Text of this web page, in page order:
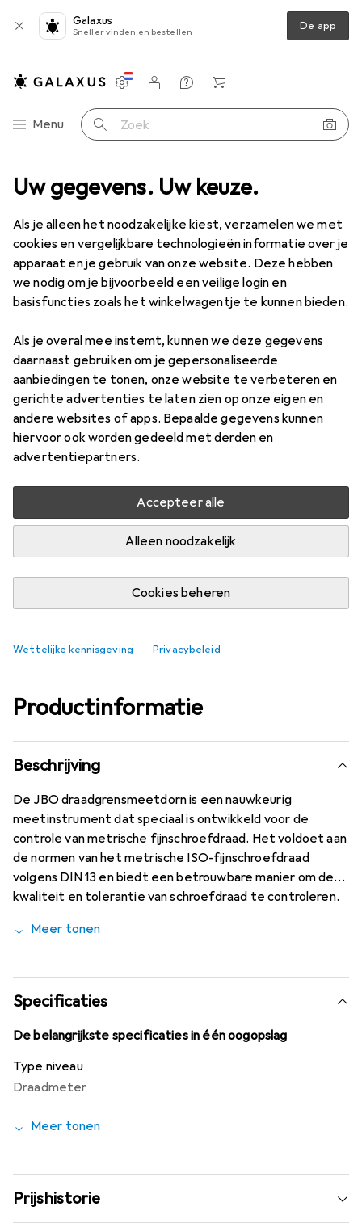
Uw gegevens. Uw keuze.
Als je alleen het noodzakelijke kiest, verzamelen we met
cookies en vergelijkbare technologieën informatie over je
apparaat en je gebruik van onze website. Deze hebben
we nodig om je bijvoorbeeld een veilige login en
basisfuncties zoals het winkelwagentje te kunnen bieden.
Als je overal mee instemt, kunnen we deze gegevens
daarnaast gebruiken om je gepersonaliseerde
aanbiedingen te tonen, onze website te verbeteren en
gerichte advertenties te laten zien op onze eigen en
andere websites of apps. Bepaalde gegevens kunnen
hiervoor ook worden gedeeld met derden en
advertentiepartners.
Accepteer alle
Alleen noodzakelijk
Cookies beheren
Wettelijke kennisgeving Privacybeleid
Galaxus
Sneller vinden en bestellen De app
Categorie navigatie
Menu Zoek op
Instellingen
Klantenaccount
Produktvergelijking
Verlanglijstje
Winkelmandje
Meetinstrument Meter Jbo Schroefdraadpluggenmeter
6 afbeeldingen
JboSchroefdraadpluggenmeter
Prijs in EUR inclusief BTW
EUR
81,87
Waarderingscijfers Merk
Meer van Jbo
Slechts 3 stuk op voorraad bij leverancier
In winkelmandje
Vergelijk In verlanglijstje
Productinformatie
Beschrijving
De JBO draadgrensmeetdorn is een nauwkeurig
meetinstrument dat speciaal is ontwikkeld voor de
controle van metrische fijnschroefdraad. Het voldoet aan
de normen van het metrische ISO-fijnschroefdraad
volgens DIN 13 en biedt een betrouwbare manier om de
kwaliteit en tolerantie van schroefdraad te controleren.
wat een hoge nauwkeurigheid en betrouwbaarheid
deze draadgrensmeetdorn robuust en duurzaam, ideaal
voor professioneel gebruik in de productie en
machinebouw. Voor schroefdraad groter dan M40 worden
de goed- en afkeurzijde apart geleverd, wat een
draadgrensmeetdorn is een onmisbaar hulpmiddel voor
professionals die de hoogste precisie in
Meer tonen
Specificaties
De belangrijkste specificaties in één oogopslag
Type niveau
Draadmeter
Meer tonen
Prijshistorie